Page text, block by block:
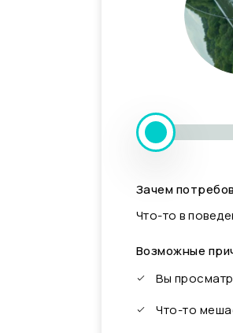
Зачем
Что-то в
Возможные
Вы
Что-то